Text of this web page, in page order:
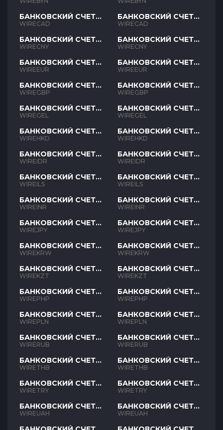
БАНКОВСКИЙ СЧЕТ
CAD
WIRECAD
БАНКОВСКИЙ СЧЕТ
CNY
WIRECNY
БАНКОВСКИЙ СЧЕТ
EUR
WIREEUR
БАНКОВСКИЙ СЧЕТ
GBP
WIREGBP
БАНКОВСКИЙ СЧЕТ
GEL
WIREGEL
БАНКОВСКИЙ СЧЕТ
HKD
WIREHKD
БАНКОВСКИЙ СЧЕТ
IDR
WIREIDR
БАНКОВСКИЙ СЧЕТ
ILS
WIREILS
БАНКОВСКИЙ СЧЕТ
INR
WIREINR
БАНКОВСКИЙ СЧЕТ
JPY
WIREJPY
БАНКОВСКИЙ СЧЕТ
KRW
WIREKRW
БАНКОВСКИЙ СЧЕТ
KZT
WIREKZT
БАНКОВСКИЙ СЧЕТ
PHP
WIREPHP
БАНКОВСКИЙ СЧЕТ
PLN
WIREPLN
БАНКОВСКИЙ СЧЕТ
RUB
WIRERUB
БАНКОВСКИЙ СЧЕТ
THB
WIRETHB
БАНКОВСКИЙ СЧЕТ
TRY
WIRETRY
БАНКОВСКИЙ СЧЕТ
UAH
WIREUAH
БАНКОВСКИЙ СЧЕТ
CAD
WIRECAD
БАНКОВСКИЙ СЧЕТ
CNY
WIRECNY
БАНКОВСКИЙ СЧЕТ
EUR
WIREEUR
БАНКОВСКИЙ СЧЕТ
GBP
WIREGBP
БАНКОВСКИЙ СЧЕТ
GEL
WIREGEL
БАНКОВСКИЙ СЧЕТ
HKD
WIREHKD
БАНКОВСКИЙ СЧЕТ
IDR
WIREIDR
БАНКОВСКИЙ СЧЕТ
ILS
WIREILS
БАНКОВСКИЙ СЧЕТ
INR
WIREINR
БАНКОВСКИЙ СЧЕТ
JPY
WIREJPY
БАНКОВСКИЙ СЧЕТ
KRW
WIREKRW
БАНКОВСКИЙ СЧЕТ
KZT
WIREKZT
БАНКОВСКИЙ СЧЕТ
PHP
WIREPHP
БАНКОВСКИЙ СЧЕТ
PLN
WIREPLN
БАНКОВСКИЙ СЧЕТ
RUB
WIRERUB
БАНКОВСКИЙ СЧЕТ
THB
WIRETHB
БАНКОВСКИЙ СЧЕТ
TRY
WIRETRY
БАНКОВСКИЙ СЧЕТ
UAH
WIREUAH